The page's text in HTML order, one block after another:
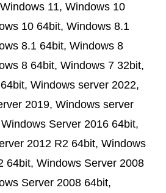
11, Windows 10
10 64bit, Windows 8.1
8.1 64bit, Windows 8
8 64bit, Windows 7 32bit,
Windows server 2022,
2019, Windows server
Server 2016 64bit,
2012 R2 64bit, Windows
64bit, Windows Server 2008
Server 2008 64bit,